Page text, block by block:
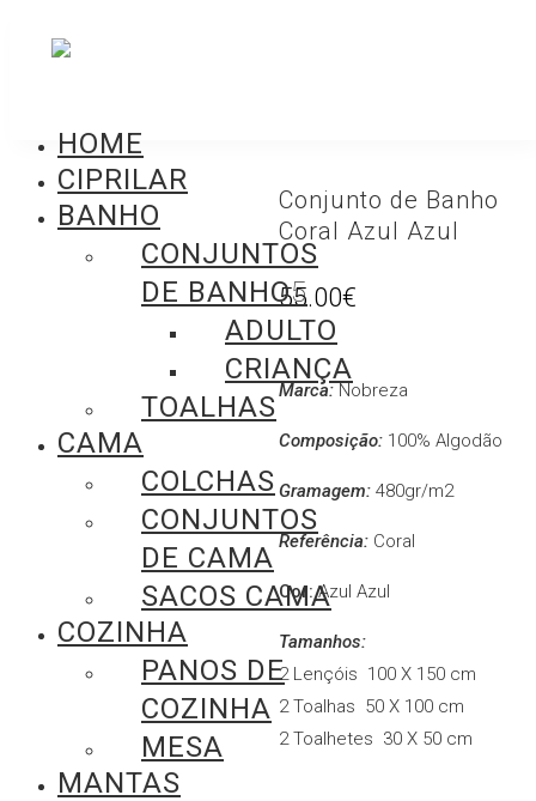
HOME
CIPRILAR
BANHO
CONJUNTOS
DE BANHO
ADULTO
CRIANÇA
TOALHAS
CAMA
COLCHAS
CONJUNTOS
DE CAMA
SACOS CAMA
COZINHA
PANOS DE
COZINHA
MESA
MANTAS
Conjunto de Banho
Coral Azul Azul
55.00€
Marca:Nobreza
Composição:100% Algodão
Gramagem:480gr/m2
Referência:Coral
Cor:Azul Azul
Tamanhos:
2 Lençóis 100 X 150 cm
2 Toalhas 50 X 100 cm
2 Toalhetes 30 X 50 cm